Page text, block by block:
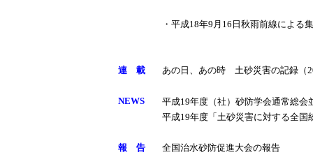
・平成18年9月16日秋雨前線による
連 載 あの日、あの時 土砂災害の記録（
NEWS
平成19年度（社）砂防学会通常総
平成19年度「土砂災害に対する全国
報 告
全国治水砂防促進大会の報告